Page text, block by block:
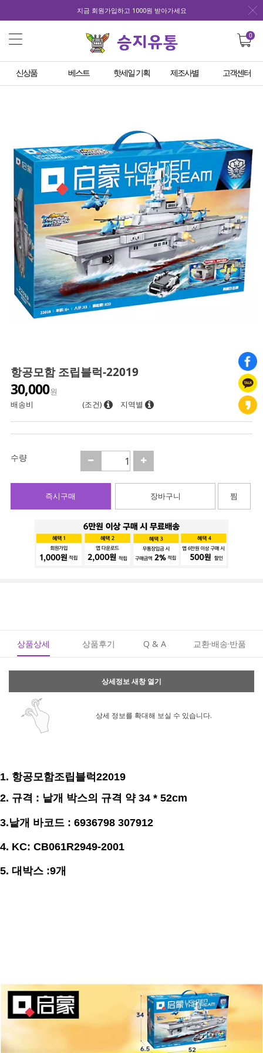
지금 회원가입하고 1000원 받아가세요
0
신상품 베스트 핫세일 기획 제조사별 고객센터
항공모함 조립블럭-22019
30,000원
배송비
(조건) 지역별
수량
즉시구매 장바구니 찜
상품상세 상품후기 Q & A 교환·배송·반품
상세정보 새창 열기
상세 정보를 확대해 보실 수 있습니다.
1. 항공모함조립블럭22019
2. 규격 : 낱개 박스의 규격 약34 * 52cm
3.낱개 바코드 : 6936798 307912
4. KC: CB061R2949-2001
5. 대박스 :9개